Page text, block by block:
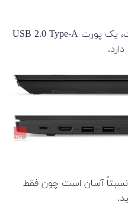
در سمت راست فقط کانکتور اترنت، یک پورت USB 2.0 Type-A
باز کردن Lenovo ThinkPad E580 نسبتاً آسان است چون فقط